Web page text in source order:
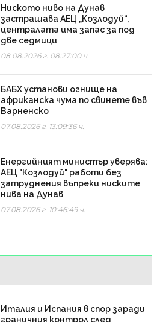
Ниското ниво на Дунав
застрашава АЕЦ „Козлодуй“,
централата има запас за под
две седмици
08.08.2026 г. 08:27:00 ч.
БАБХ установи огнище на
африканска чума по свинете във
Варненско
07.08.2026 г. 13:09:36 ч.
Енергийният министър уверява:
АЕЦ "Козлодуй" работи без
затруднения въпреки ниските
нива на Дунав
07.08.2026 г. 10:46:49 ч.
Италия и Испания в спор заради
граничния контрол след